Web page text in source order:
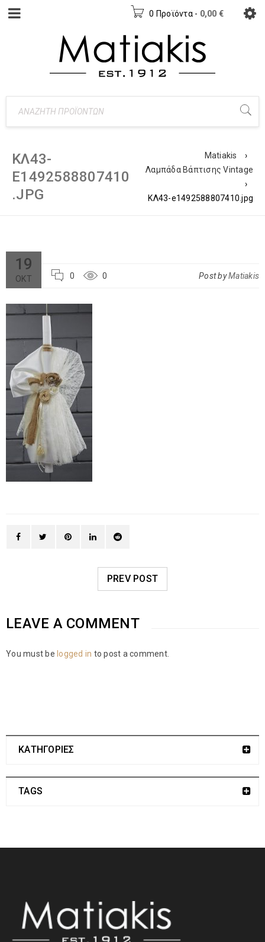
0 Προϊόντα - 0,00 €
ΚΛ43-
E1492588807410
.JPG
Matiakis
›
Λαμπάδα Βάπτισης Vintage
›
ΚΛ43-e1492588807410.jpg
19
ΟΚΤ 0 0 Post byMatiakis
PREV POST
LEAVE A COMMENT
You must be logged in to post a comment.
ΚΑΤΗΓΟΡΙΕΣ
TAGS